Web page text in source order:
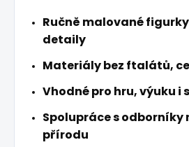
Ručně malované
detaily
Materiály bez ftalátů,
Vhodné pro hru, výuku
Spolupráce s
přírodu